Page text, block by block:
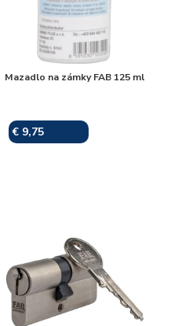
Mazadlo na zámky FAB 125 ml
€ 9,75